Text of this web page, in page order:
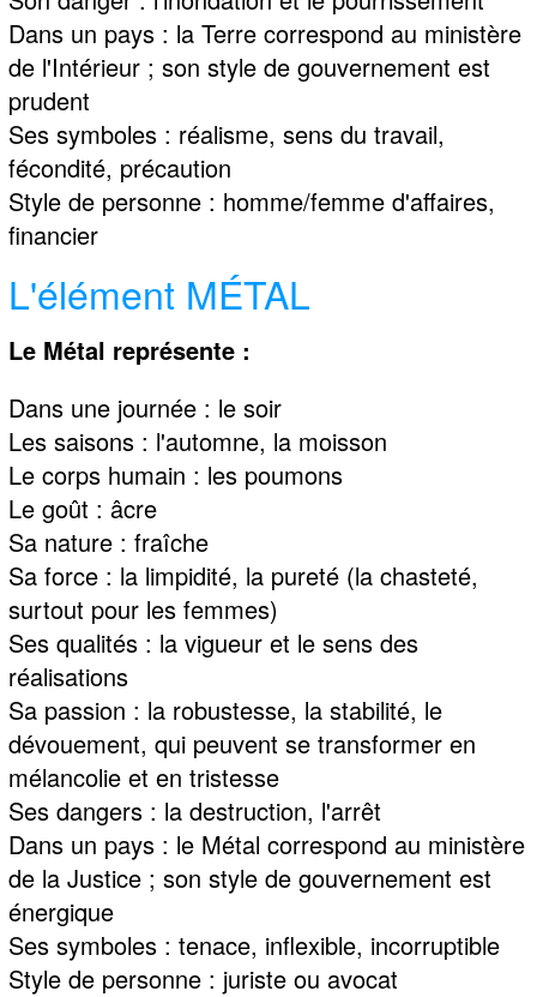
Dans un pays : la Terre correspond au ministère
de l'Intérieur ; son style de gouvernement est
prudent
Ses symboles : réalisme, sens du travail,
fécondité, précaution
Style de personne : homme/femme d'affaires,
financier
L'élément MÉTAL
Le Métal représente :
Dans une journée : le soir
Les saisons : l'automne, la moisson
Le corps humain : les poumons
Le goût : âcre
Sa nature : fraîche
Sa force : la limpidité, la pureté (la chasteté,
surtout pour les femmes)
Ses qualités : la vigueur et le sens des
réalisations
Sa passion : la robustesse, la stabilité, le
dévouement, qui peuvent se transformer en
mélancolie et en tristesse
Ses dangers : la destruction, l'arrêt
Dans un pays : le Métal correspond au ministère
de la Justice ; son style de gouvernement est
énergique
Ses symboles : tenace, inflexible, incorruptible
Style de personne : juriste ou avocat